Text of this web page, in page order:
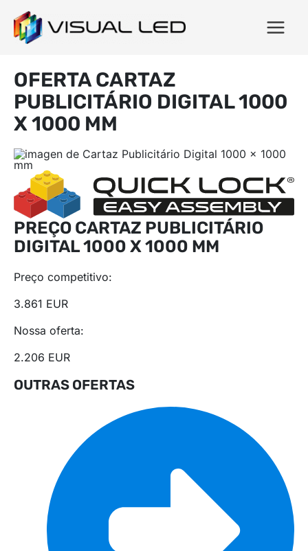
OFERTA CARTAZ
PUBLICITÁRIO DIGITAL 1000
X 1000 MM
PREÇO CARTAZ PUBLICITÁRIO
DIGITAL 1000 X 1000 MM
Preço competitivo:
3.861 EUR
Nossa oferta:
2.206 EUR
OUTRAS OFERTAS